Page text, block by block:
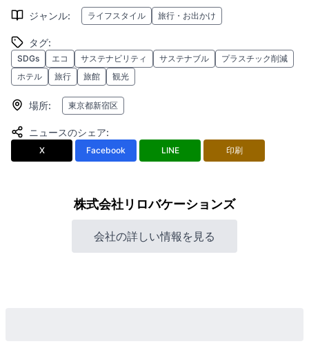
ジャンル: ライフスタイル 旅行・お出かけ
タグ:
SDGs エコ サステナビリティ サステナブル
プラスチック削減
ホテル
旅行 旅館 観光
場所: 東京都新宿区
ニュースのシェア:
X Facebook LINE 印刷
株式会社リロバケーションズ
会社の詳しい情報を見る